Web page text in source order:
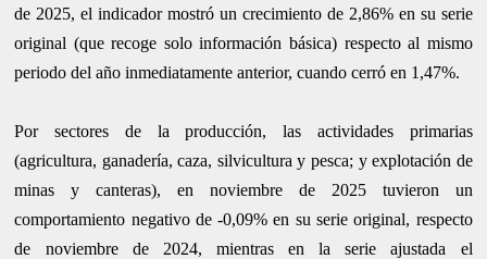
de 2025, el indicador mostró un crecimiento de 2,86% en su serie
original (que recoge solo información básica) respecto al mismo
periodo del año inmediatamente anterior, cuando cerró en 1,47%.
Por sectores de la producción, las actividades primarias
(agricultura, ganadería, caza, silvicultura y pesca; y explotación de
minas y canteras), en noviembre de 2025 tuvieron un
comportamiento negativo de -0,09% en su serie original, respecto
de noviembre de 2024, mientras en la serie ajustada el